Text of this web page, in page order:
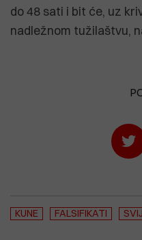
do 48 sati i bit će, uz
nadležnom tužilaštvu,
KUNE FALSIFIKATI